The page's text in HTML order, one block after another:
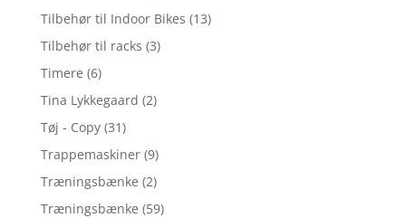
Tilbehør til Indoor Bikes (13)
Tilbehør til racks (3)
Timere (6)
Tina Lykkegaard (2)
Tøj - Copy (31)
Trappemaskiner (9)
Træningsbænke (2)
Træningsbænke (59)